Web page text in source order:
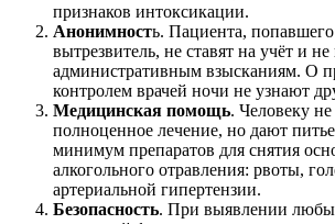
признаков интоксикации.
Анонимность. Пациента,
вытрезвитель, не ставят на учёт и
административным взысканиям. О
контролем врачей ночи не узнают
Медицинская помощь. Человеку
полноценное лечение, но дают
минимум препаратов для снятия
алкогольного отравления: рвоты,
артериальной гипертензии.
Безопасность. При выявлении